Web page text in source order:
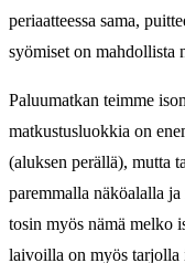
periaatteessa sama,
syömiset on mahdollista
Paluumatkan teimme
matkustusluokkia on
(aluksen perällä), mutta
paremmalla näköalalla
tosin myös nämä melko
laivoilla on myös tarjolla